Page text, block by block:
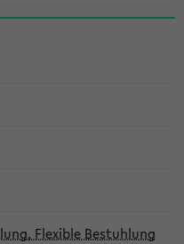
Flexible Bestuhlung